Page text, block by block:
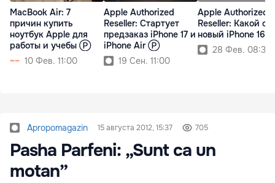
MacBook Air: 7
причин купить
ноутбук Apple для
работы и учебы Ⓟ
10 Фев. 11:00
Apple Authorized
Reseller: Cтартует
предзаказ iPhone 17 и
iPhone Air Ⓟ
19 Сен. 11:00
Apple Authorized
Reseller: Какой он,
новый iPhone
28 Фев. 08:30
Apropomagazin 15 августа 2012, 15:37 705
Pasha Parfeni: „Sunt ca un
motan”